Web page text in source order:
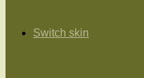
Switch skin